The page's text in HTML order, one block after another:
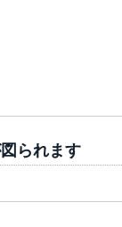
られます